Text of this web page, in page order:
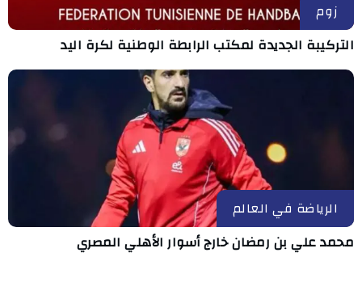
زوم
التركيبة الجديدة لمكتب الرابطة الوطنية لكرة اليد
الرياضة في العالم
محمد علي بن رمضان خارج أسوار الأهلي المصري